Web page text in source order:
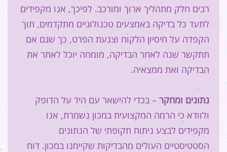
רבים חלק מתהליך ארוך ומורכב. לפיכך, אנו מקפידים
לתעד כל בדיקה באמצעים טכנולוגיים מתקדמים, תוך
הקפדה על חיסיון הלקוח וצנעת הפרט, כך שגם אם
תתקשר שנה לאחר הבדיקה, מומחה יוכל לאתר את
הבדיקה ואת ממצאיה.
נתונים ומחקר – בכדי להישאר עם היד על הדופק
ולוודא כי הרמה המקצועית במכון נשמרת, אנו
מקפידים לבצע ניתוח תקופתי של הנתונים
הסטטיסטיים העולים מהבדיקות שקיימנו במכון. דוח